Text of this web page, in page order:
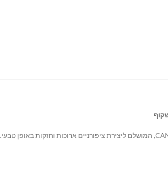
המושלם ליצירת ציפורניים ארוכות וחזקות באופן טבעי.